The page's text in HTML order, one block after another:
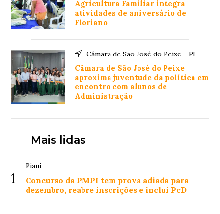
Agricultura Familiar integra
atividades de aniversário de
Floriano
Câmara de São José do Peixe - PI
Câmara de São José do Peixe
aproxima juventude da política em
encontro com alunos de
Administração
Mais lidas
1
Piauí
Concurso da PMPI tem prova adiada para
dezembro, reabre inscrições e inclui PcD